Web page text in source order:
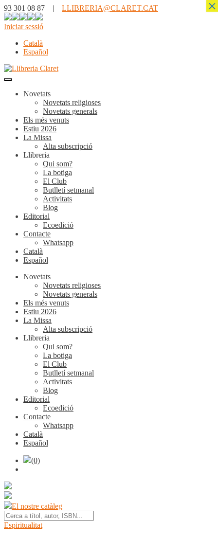
93 301 08 87 | LLIBRERIA@CLARET.CAT
Iniciar sessió
Català
Español
Novetats
Novetats religioses
Novetats generals
Els més venuts
Estiu 2026
La Missa
Alta subscripció
Llibreria
Qui som?
La botiga
El Club
Butlletí setmanal
Activitats
Blog
Editorial
Ecoedició
Contacte
Whatsapp
Català
Español
Novetats
Novetats religioses
Novetats generals
Els més venuts
Estiu 2026
La Missa
Alta subscripció
Llibreria
Qui som?
La botiga
El Club
Butlletí setmanal
Activitats
Blog
Editorial
Ecoedició
Contacte
Whatsapp
Català
Español
(0)
El nostre catàleg
Espiritualitat
×